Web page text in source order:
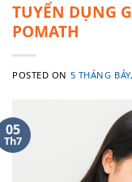
TUYỂN DỤNG
POMATH
POSTED ON 5 THÁNG
05
Th7